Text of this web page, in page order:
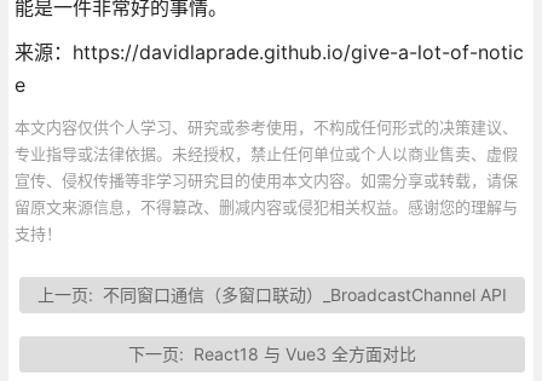
能是一件非常好的事情。
来源：https://davidlaprade.github.io/give-a-lot-of-notic
e
本文内容仅供个人学习、研究或参考使用，不构成任何形式的决策建议、
专业指导或法律依据。未经授权，禁止任何单位或个人以商业售卖、虚假
宣传、侵权传播等非学习研究目的使用本文内容。如需分享或转载，请保
留原文来源信息，不得篡改、删减内容或侵犯相关权益。感谢您的理解与
支持！
上一页: 不同窗口通信（多窗口联动）_BroadcastChannel API
下一页: React18 与 Vue3 全方面对比